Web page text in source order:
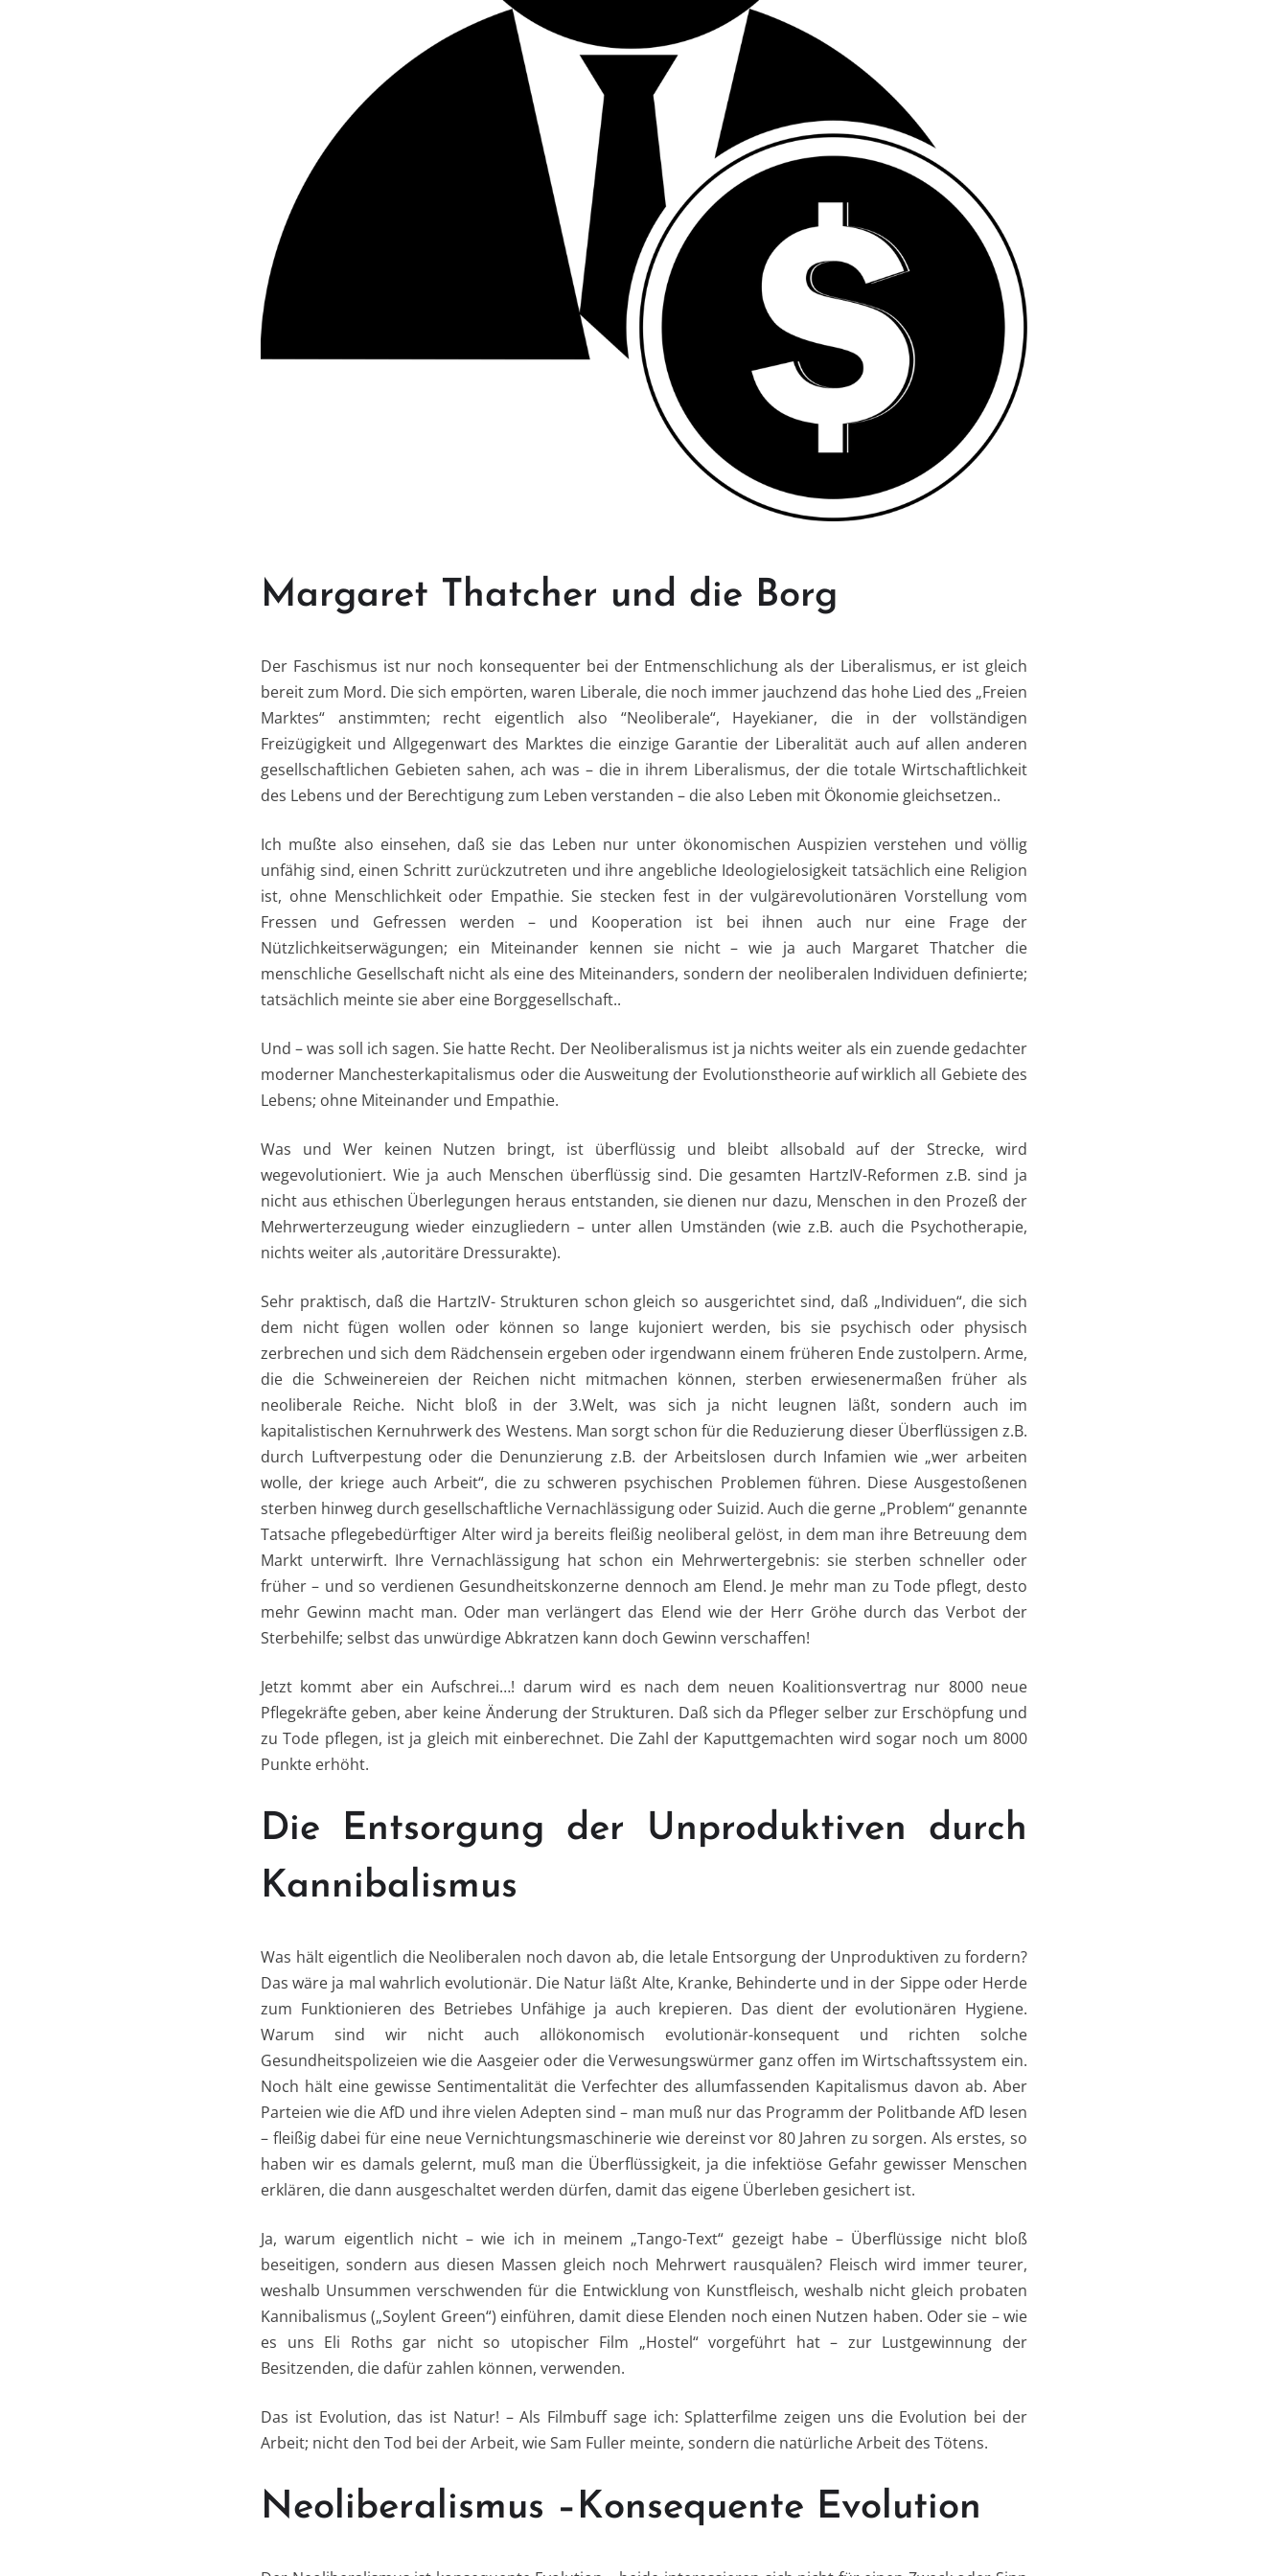
Margaret Thatcher und die Borg
Der Faschismus ist nur noch konsequenter bei der Entmenschlichung als der Liberalismus, er ist gleich
bereit zum Mord. Die sich empörten, waren Liberale, die noch immer jauchzend das hohe Lied des „Freien
Marktes“ anstimmten; recht eigentlich also “Neoliberale“, Hayekianer, die in der vollständigen
Freizügigkeit und Allgegenwart des Marktes die einzige Garantie der Liberalität auch auf allen anderen
gesellschaftlichen Gebieten sahen, ach was – die in ihrem Liberalismus, der die totale Wirtschaftlichkeit
des Lebens und der Berechtigung zum Leben verstanden – die also Leben mit Ökonomie gleichsetzen..
Ich mußte also einsehen, daß sie das Leben nur unter ökonomischen Auspizien verstehen und völlig
unfähig sind, einen Schritt zurückzutreten und ihre angebliche Ideologielosigkeit tatsächlich eine Religion
ist, ohne Menschlichkeit oder Empathie. Sie stecken fest in der vulgärevolutionären Vorstellung vom
Fressen und Gefressen werden – und Kooperation ist bei ihnen auch nur eine Frage der
Nützlichkeitserwägungen; ein Miteinander kennen sie nicht – wie ja auch Margaret Thatcher die
menschliche Gesellschaft nicht als eine des Miteinanders, sondern der neoliberalen Individuen definierte;
tatsächlich meinte sie aber eine Borggesellschaft..
Und – was soll ich sagen. Sie hatte Recht. Der Neoliberalismus ist ja nichts weiter als ein zuende gedachter
moderner Manchesterkapitalismus oder die Ausweitung der Evolutionstheorie auf wirklich all Gebiete des
Lebens; ohne Miteinander und Empathie.
Was und Wer keinen Nutzen bringt, ist überflüssig und bleibt allsobald auf der Strecke, wird
wegevolutioniert. Wie ja auch Menschen überflüssig sind. Die gesamten HartzIV-Reformen z.B. sind ja
nicht aus ethischen Überlegungen heraus entstanden, sie dienen nur dazu, Menschen in den Prozeß der
Mehrwerterzeugung wieder einzugliedern – unter allen Umständen (wie z.B. auch die Psychotherapie,
nichts weiter als ,autoritäre Dressurakte).
Sehr praktisch, daß die HartzIV- Strukturen schon gleich so ausgerichtet sind, daß „Individuen“, die sich
dem nicht fügen wollen oder können so lange kujoniert werden, bis sie psychisch oder physisch
zerbrechen und sich dem Rädchensein ergeben oder irgendwann einem früheren Ende zustolpern. Arme,
die die Schweinereien der Reichen nicht mitmachen können, sterben erwiesenermaßen früher als
neoliberale Reiche. Nicht bloß in der 3.Welt, was sich ja nicht leugnen läßt, sondern auch im
kapitalistischen Kernuhrwerk des Westens. Man sorgt schon für die Reduzierung dieser Überflüssigen z.B.
durch Luftverpestung oder die Denunzierung z.B. der Arbeitslosen durch Infamien wie „wer arbeiten
wolle, der kriege auch Arbeit“, die zu schweren psychischen Problemen führen. Diese Ausgestoßenen
sterben hinweg durch gesellschaftliche Vernachlässigung oder Suizid. Auch die gerne „Problem“ genannte
Tatsache pflegebedürftiger Alter wird ja bereits fleißig neoliberal gelöst, in dem man ihre Betreuung dem
Markt unterwirft. Ihre Vernachlässigung hat schon ein Mehrwertergebnis: sie sterben schneller oder
früher – und so verdienen Gesundheitskonzerne dennoch am Elend. Je mehr man zu Tode pflegt, desto
mehr Gewinn macht man. Oder man verlängert das Elend wie der Herr Gröhe durch das Verbot der
Sterbehilfe; selbst das unwürdige Abkratzen kann doch Gewinn verschaffen!
Jetzt kommt aber ein Aufschrei…! darum wird es nach dem neuen Koalitionsvertrag nur 8000 neue
Pflegekräfte geben, aber keine Änderung der Strukturen. Daß sich da Pfleger selber zur Erschöpfung und
zu Tode pflegen, ist ja gleich mit einberechnet. Die Zahl der Kaputtgemachten wird sogar noch um 8000
Punkte erhöht.
Die Entsorgung der Unproduktiven durch
Kannibalismus
Was hält eigentlich die Neoliberalen noch davon ab, die letale Entsorgung der Unproduktiven zu fordern?
Das wäre ja mal wahrlich evolutionär. Die Natur läßt Alte, Kranke, Behinderte und in der Sippe oder Herde
zum Funktionieren des Betriebes Unfähige ja auch krepieren. Das dient der evolutionären Hygiene.
Warum sind wir nicht auch allökonomisch evolutionär-konsequent und richten solche
Gesundheitspolizeien wie die Aasgeier oder die Verwesungswürmer ganz offen im Wirtschaftssystem ein.
Noch hält eine gewisse Sentimentalität die Verfechter des allumfassenden Kapitalismus davon ab. Aber
Parteien wie die AfD und ihre vielen Adepten sind – man muß nur das Programm der Politbande AfD lesen
– fleißig dabei für eine neue Vernichtungsmaschinerie wie dereinst vor 80 Jahren zu sorgen. Als erstes, so
haben wir es damals gelernt, muß man die Überflüssigkeit, ja die infektiöse Gefahr gewisser Menschen
erklären, die dann ausgeschaltet werden dürfen, damit das eigene Überleben gesichert ist.
Ja, warum eigentlich nicht – wie ich in meinem „Tango-Text“ gezeigt habe – Überflüssige nicht bloß
beseitigen, sondern aus diesen Massen gleich noch Mehrwert rausquälen? Fleisch wird immer teurer,
weshalb Unsummen verschwenden für die Entwicklung von Kunstfleisch, weshalb nicht gleich probaten
Kannibalismus („Soylent Green“) einführen, damit diese Elenden noch einen Nutzen haben. Oder sie – wie
es uns Eli Roths gar nicht so utopischer Film „Hostel“ vorgeführt hat – zur Lustgewinnung der
Besitzenden, die dafür zahlen können, verwenden.
Das ist Evolution, das ist Natur! – Als Filmbuff sage ich: Splatterfilme zeigen uns die Evolution bei der
Arbeit; nicht den Tod bei der Arbeit, wie Sam Fuller meinte, sondern die natürliche Arbeit des Tötens.
Neoliberalismus –Konsequente Evolution